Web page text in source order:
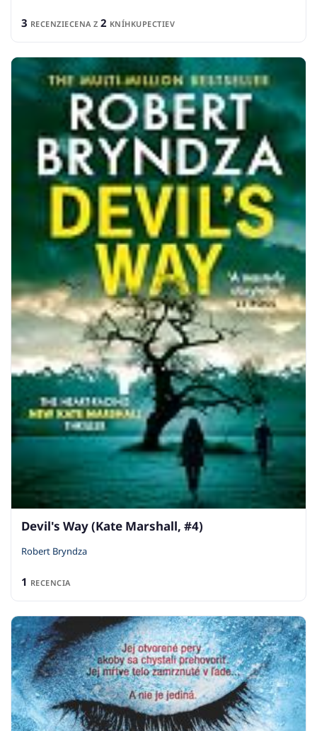
3 RECENZIECENA Z 2 KNÍHKUPECTIEV
Devil's Way (Kate Marshall, #4)
Robert Bryndza
1 RECENCIA